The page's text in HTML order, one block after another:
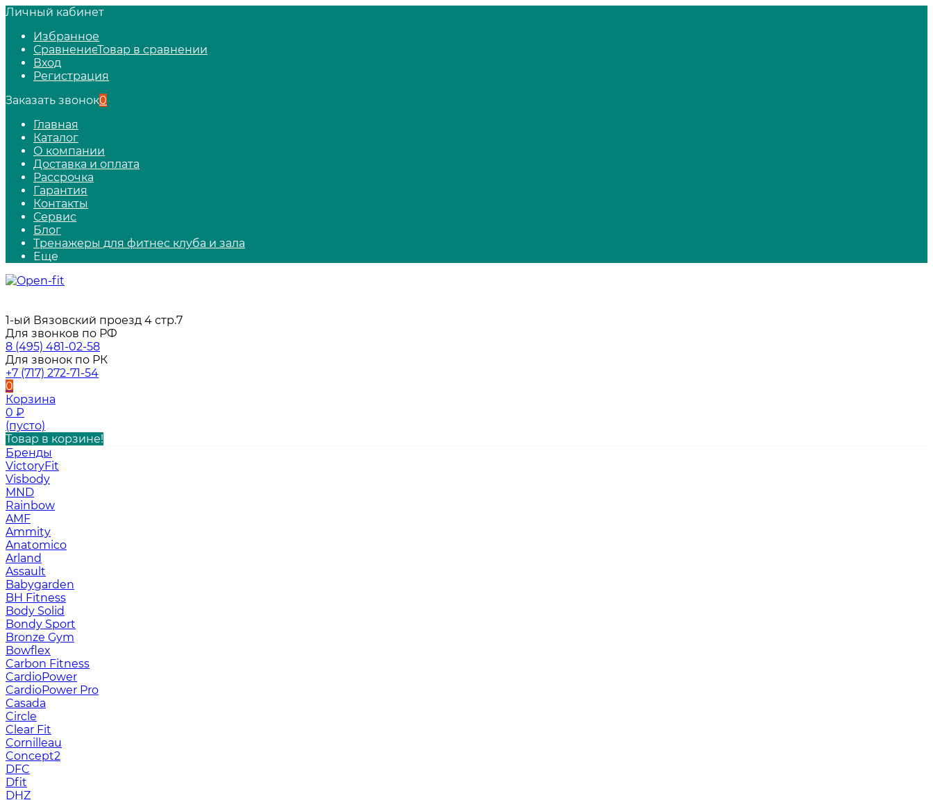
Личный кабинет
Избранное
СравнениеТовар в сравнении
Вход
Регистрация
Заказать звонок0
Главная
Каталог
О компании
Доставка и оплата
Рассрочка
Гарантия
Контакты
Сервис
Блог
Тренажеры для фитнес клуба и зала
Еще
1-ый Вязовский проезд 4 стр.7
Для звонков по РФ
8 (495) 481-02-58
Для звонок по РК
+7 (717) 272-71-54
0
Корзина
0 ₽
(пусто)
Товар в корзине!
Бренды
VictoryFit
Visbody
MND
Rainbow
AMF
Ammity
Anatomico
Arland
Assault
Babygarden
BH Fitness
Body Solid
Bondy Sport
Bronze Gym
Bowflex
Carbon Fitness
CardioPower
CardioPower Pro
Casada
Circle
Clear Fit
Cornilleau
Concept2
DFC
Dfit
DHZ